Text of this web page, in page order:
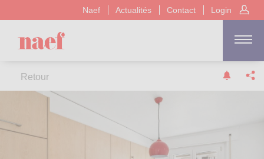
Naef Actualités Contact Login
Retour